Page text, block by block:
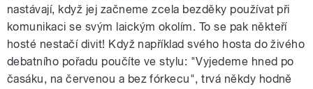
pause
nastávají, když jej začneme zcela bezděky používat při
komunikaci se svým laickým okolím. To se pak někteří
hosté nestačí divit! Když například svého hosta do živého
debatního pořadu poučíte ve stylu: "Vyjedeme hned po
časáku, na červenou a bez fórkecu", trvá někdy hodně